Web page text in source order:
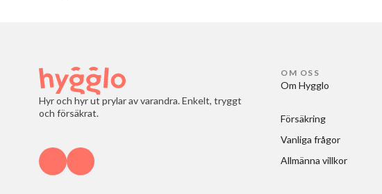
Hyr och hyr ut prylar av varandra. Enkelt, tryggt
och försäkrat.
OM OSS
Om Hygglo
Försäkring
Vanliga frågor
Allmänna villkor